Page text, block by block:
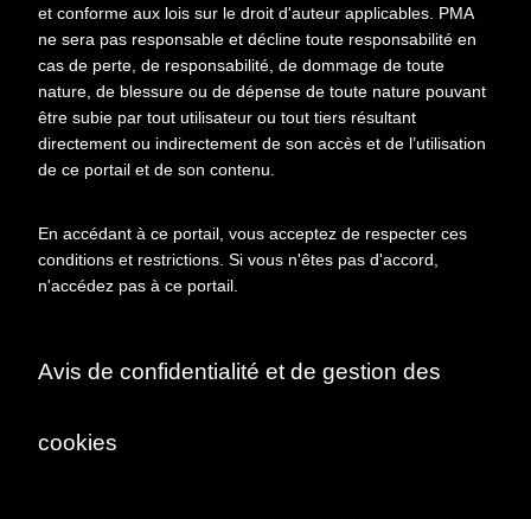
À propos de cet objet En relation
CONTEXTE D'ARCHIVAGE
Fonds Famille Duchamp : Jacques
Villon, Raymond Duchamp-Villon,
Suzanne Duchamp.
Sous-fonds:
Archives photographiques
Sous-série:
et conforme aux lois sur le droit d'auteur applicables. PMA
ne sera pas responsable et décline toute responsabilité en
cas de perte, de responsabilité, de dommage de toute
nature, de blessure ou de dépense de toute nature pouvant
être subie par tout utilisateur ou tout tiers résultant
directement ou indirectement de son accès et de l’utilisation
de ce portail et de son contenu.
En accédant à ce portail, vous acceptez de respecter ces
conditions et restrictions. Si vous n'êtes pas d'accord,
n'accédez pas à ce portail.
Avis de confidentialité et de gestion des
cookies